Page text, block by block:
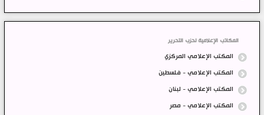
المكاتب الإعلامية لحزب التحرير
المكتب الإعلامي المركزي
المكتب الإعلامي - فلسطين
المكتب الإعلامي - لبنان
المكتب الإعلامي - مصر